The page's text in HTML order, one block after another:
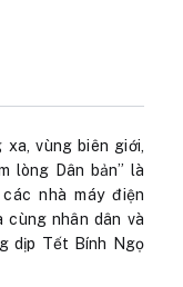
vùng biên giới,
lòng Dân bản” là
nhà máy điện
cùng nhân dân và
dịp Tết Bính Ngọ